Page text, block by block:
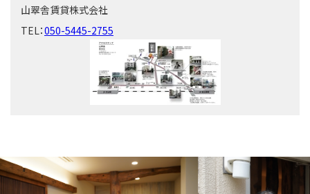
山翠舎賃貸株式会社
TEL：050-5445-2755